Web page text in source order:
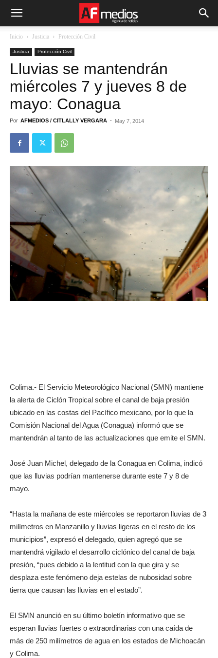
Inicio Justicia Protección Civil
Justicia Protección Civil
Lluvias se mantendrán
miércoles 7 y jueves 8 de
mayo: Conagua
Por AFMEDIOS / CITLALLY VERGARA - May 7, 2014
Colima.- El Servicio Meteorológico Nacional (SMN) mantiene
la alerta de Ciclón Tropical sobre el canal de baja presión
ubicado en las costas del Pacífico mexicano, por lo que la
Comisión Nacional del Agua (Conagua) informó que se
mantendrán al tanto de las actualizaciones que emite el SMN.
José Juan Michel, delegado de la Conagua en Colima, indicó
que las lluvias podrían mantenerse durante este 7 y 8 de
mayo.
“Hasta la mañana de este miércoles se reportaron lluvias de 3
milímetros en Manzanillo y lluvias ligeras en el resto de los
municipios”, expresó el delegado, quien agregó que se
mantendrá vigilado el desarrollo ciclónico del canal de baja
presión, “pues debido a la lentitud con la que gira y se
desplaza este fenómeno deja estelas de nubosidad sobre
tierra que causan las lluvias en el estado”.
El SMN anunció en su último boletín informativo que se
esperan lluvias fuertes o extraordinarias con una caída de
más de 250 milímetros de agua en los estados de Michoacán
y Colima.